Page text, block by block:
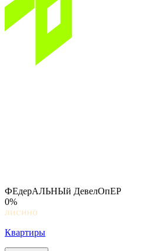
ФЕдерАЛЬНЫй ДевелОпЕР
0%
Квартиры